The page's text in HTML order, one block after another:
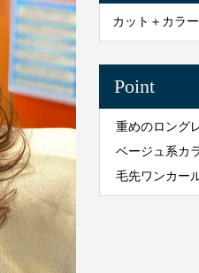
カット＋カラ
Point
重めのロング
ベージュ系カ
毛先ワンカー